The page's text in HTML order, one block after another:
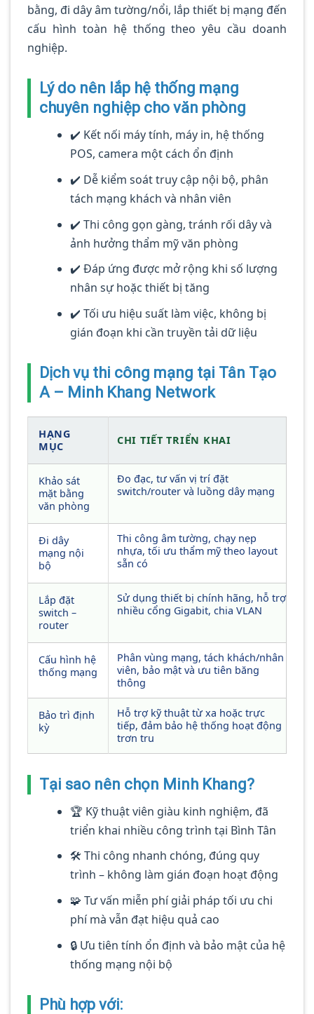
bằng, đi dây âm tường/nổi, lắp thiết bị mạng đến
cấu hình toàn hệ thống theo yêu cầu doanh
nghiệp.
Lý do nên lắp hệ thống mạng
chuyên nghiệp cho văn phòng
✔️ Kết nối máy tính, máy in, hệ thống
POS, camera một cách ổn định
✔️ Dễ kiểm soát truy cập nội bộ, phân
tách mạng khách và nhân viên
✔️ Thi công gọn gàng, tránh rối dây và
ảnh hưởng thẩm mỹ văn phòng
✔️ Đáp ứng được mở rộng khi số lượng
nhân sự hoặc thiết bị tăng
✔️ Tối ưu hiệu suất làm việc, không bị
gián đoạn khi cần truyền tải dữ liệu
Dịch vụ thi công mạng tại Tân Tạo
A – Minh Khang Network
HẠNG
MỤC
CHI TIẾT TRIỂN KHAI
Khảo sát
mặt bằng
văn phòng
Đo đạc, tư vấn vị trí đặt
switch/router và luồng dây mạng
Đi dây
mạng nội
bộ
Thi công âm tường, chạy nẹp
nhựa, tối ưu thẩm mỹ theo layout
sẵn có
Lắp đặt
switch –
router
Sử dụng thiết bị chính hãng, hỗ trợ
nhiều cổng Gigabit, chia VLAN
Cấu hình hệ
thống mạng
Phân vùng mạng, tách khách/nhân
viên, bảo mật và ưu tiên băng
thông
Bảo trì định
kỳ
Hỗ trợ kỹ thuật từ xa hoặc trực
tiếp, đảm bảo hệ thống hoạt động
trơn tru
Tại sao nên chọn Minh Khang?
🏆 Kỹ thuật viên giàu kinh nghiệm, đã
triển khai nhiều công trình tại Bình Tân
🛠 Thi công nhanh chóng, đúng quy
trình – không làm gián đoạn hoạt động
🧩 Tư vấn miễn phí giải pháp tối ưu chi
phí mà vẫn đạt hiệu quả cao
🔒 Ưu tiên tính ổn định và bảo mật của hệ
thống mạng nội bộ
Phù hợp với: